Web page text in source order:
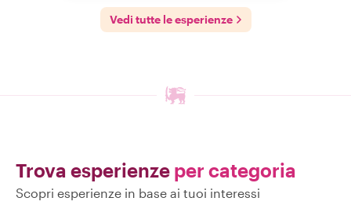
Vedi tutte le esperienze
Trova esperienze per categoria
Scopri esperienze in base ai tuoi interessi